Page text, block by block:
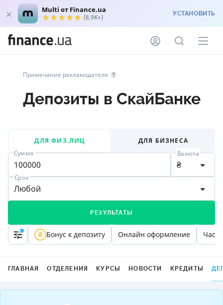
Multi от Finance.ua
(8,9K+) УСТАНОВИТЬ
Примечание рекламодателя
Депозиты в СкайБанке
ДЛЯ ФИЗ.ЛИЦ ДЛЯ БИЗНЕСА
Сумма
₴
Валюта
Любой
Срок
Бонус к депозиту Онлайн оформление
РЕЗУЛЬТАТЫ
ГЛАВНАЯ ОТДЕЛЕНИЯ КУРСЫ НОВОСТИ КРЕДИТЫ